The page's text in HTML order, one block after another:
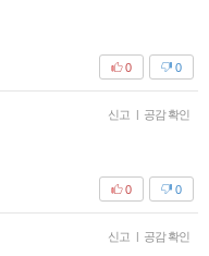
0
0
신고 | 공감 확인
0
0
신고 | 공감 확인